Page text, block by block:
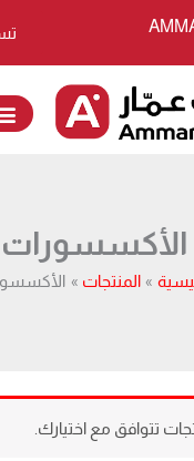
الأكسسورات
المنتجات
تتوافق مع اختيارك.